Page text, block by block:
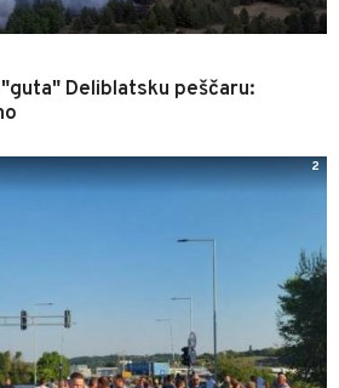
Deliblatsku peščaru:
2